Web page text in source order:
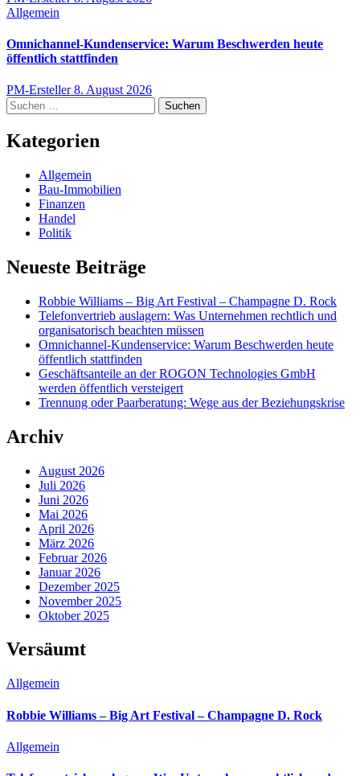
Allgemein
Omnichannel-Kundenservice: Warum Beschwerden heute
öffentlich stattfinden
PM-Ersteller8. August 2026
Suchen
nach:
Kategorien
Allgemein
Bau-Immobilien
Finanzen
Handel
Politik
Neueste Beiträge
Robbie Williams – Big Art Festival – Champagne D. Rock
Telefonvertrieb auslagern: Was Unternehmen rechtlich und
organisatorisch beachten müssen
Omnichannel-Kundenservice: Warum Beschwerden heute
öffentlich stattfinden
Geschäftsanteile an der ROGON Technologies GmbH
werden öffentlich versteigert
Trennung oder Paarberatung: Wege aus der Beziehungskrise
Archiv
August 2026
Juli 2026
Juni 2026
Mai 2026
April 2026
März 2026
Februar 2026
Januar 2026
Dezember 2025
November 2025
Oktober 2025
Versäumt
Allgemein
Robbie Williams – Big Art Festival – Champagne D. Rock
Allgemein